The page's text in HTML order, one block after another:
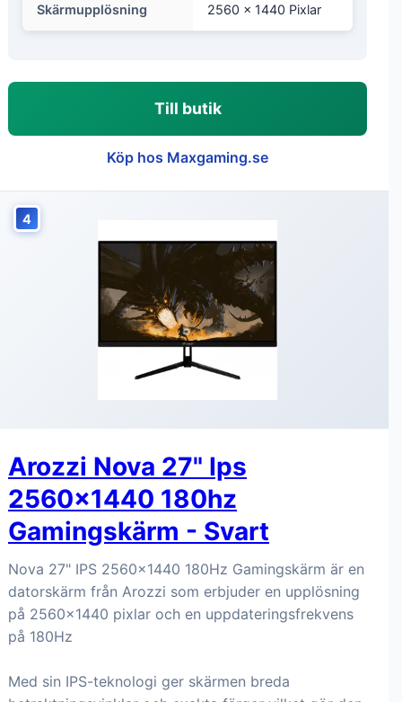
Skärmupplösning 2560 x 1440 Pixlar
Till butik
Köp hos Maxgaming.se
4
Arozzi Nova 27" Ips
2560x1440 180hz
Gamingskärm - Svart
Nova 27" IPS 2560x1440 180Hz Gamingskärm är en
datorskärm från Arozzi som erbjuder en upplösning
på 2560x1440 pixlar och en uppdateringsfrekvens
på 180Hz
Med sin IPS-teknologi ger skärmen breda